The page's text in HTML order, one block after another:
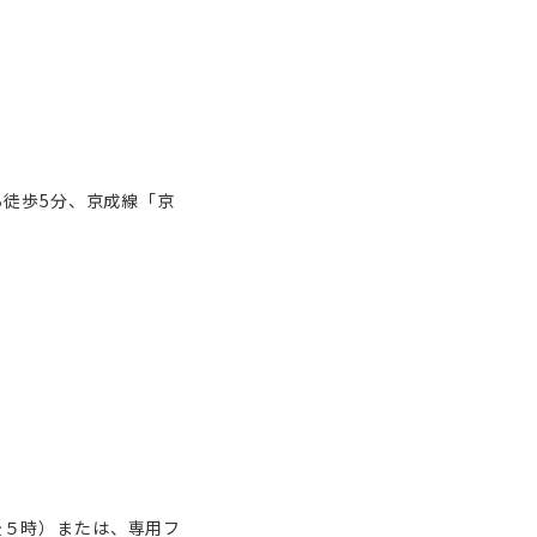
歩5分、京成線「京
時）または、専用フ